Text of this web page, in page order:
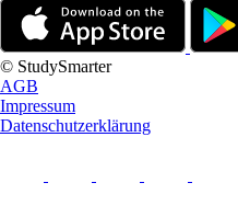
© StudySmarter
AGB
Impressum
Datenschutzerklärung